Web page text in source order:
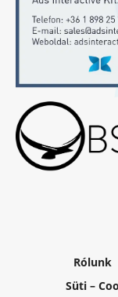
Rólunk
Süti –